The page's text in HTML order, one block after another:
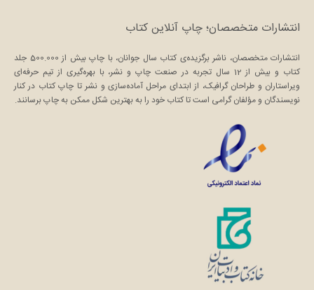
انتشارات متخصصان؛ چاپ آنلاین کتاب
انتشارات متخصصان، ناشر برگزیده‌ی کتاب سال جوانان، با چاپ بیش از 500.000 جلد
کتاب و بیش از 12 سال تجربه در صنعت چاپ و نشر، با بهره‌گیری از تیم حرفه‌ای
ویراستاران و طراحان گرافیک، از ابتدای مراحل آماده‌سازی و نشر تا چاپ کتاب در کنار
نویسندگان و مؤلفان گرامی است تا کتاب خود را به بهترین شکل ممکن به چاپ برسانند.